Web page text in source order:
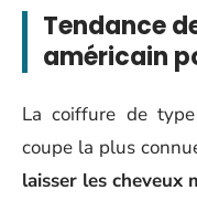
Tendance
américain
La coiffure de
coupe la plus
laisser les cheveux